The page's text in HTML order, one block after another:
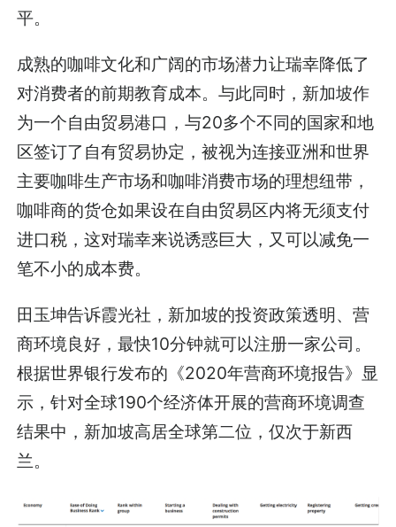
平。
成熟的咖啡文化和广阔的市场潜力让瑞幸降低了
对消费者的前期教育成本。与此同时，新加坡作
为一个自由贸易港口，与20多个不同的国家和地
区签订了自有贸易协定，被视为连接亚洲和世界
主要咖啡生产市场和咖啡消费市场的理想纽带，
咖啡商的货仓如果设在自由贸易区内将无须支付
进口税，这对瑞幸来说诱惑巨大，又可以减免一
笔不小的成本费。
田玉坤告诉霞光社，新加坡的投资政策透明、营
商环境良好，最快10分钟就可以注册一家公司。
根据世界银行发布的《2020年营商环境报告》显
示，针对全球190个经济体开展的营商环境调查
结果中，新加坡高居全球第二位，仅次于新西
兰。